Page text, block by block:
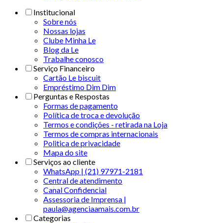
Institucional
Sobre nós
Nossas lojas
Clube Minha Le
Blog da Le
Trabalhe conosco
Serviço Financeiro
Cartão Le biscuit
Empréstimo Dim Dim
Perguntas e Respostas
Formas de pagamento
Política de troca e devolução
Termos e condições - retirada na Loja
Termos de compras internacionais
Politica de privacidade
Mapa do site
Serviços ao cliente
WhatsApp | (21) 97971-2181
Central de atendimento
Canal Confidencial
Assessoria de Imprensa |
paula@agenciaamais.com.br
Categorias